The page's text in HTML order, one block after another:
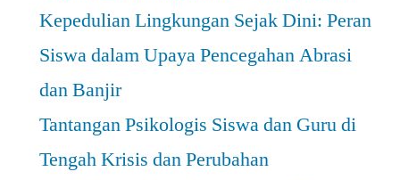
Kepedulian Lingkungan Sejak Dini: Peran
Siswa dalam Upaya Pencegahan Abrasi
dan Banjir
Tantangan Psikologis Siswa dan Guru di
Tengah Krisis dan Perubahan